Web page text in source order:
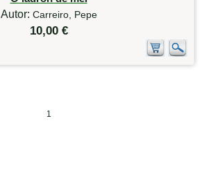
Autor: Carreiro, Pepe
10,00 €
1